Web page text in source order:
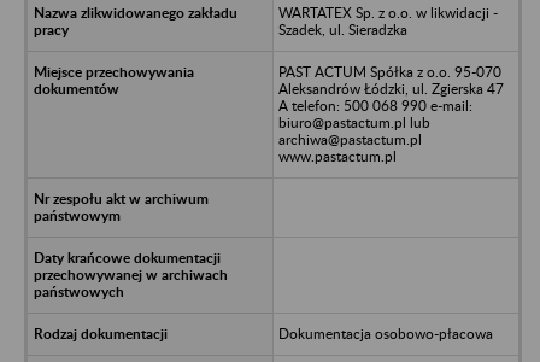
WARTATEX Sp. z o.o. w likwidacji -
Szadek, ul. Sieradzka
PAST ACTUM Spółka z o.o. 95-070
Aleksandrów Łódzki, ul. Zgierska 47
A telefon: 500 068 990 e-mail:
biuro@pastactum.pl lub
archiwa@pastactum.pl
www.pastactum.pl
Dokumentacja osobowo-płacowa